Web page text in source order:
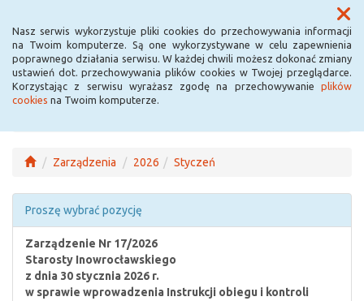
Nasz serwis wykorzystuje pliki cookies do przechowywania informacji
na Twoim komputerze. Są one wykorzystywane w celu zapewnienia
poprawnego działania serwisu. W każdej chwili możesz dokonać zmiany
ustawień dot. przechowywania plików cookies w Twojej przeglądarce.
Korzystając z serwisu wyrażasz zgodę na przechowywanie plików
cookies na Twoim komputerze.
Menu
Zarządzenia 2026 Styczeń
Proszę wybrać pozycję
Zarządzenie Nr 17/2026
Starosty Inowrocławskiego
z dnia 30 stycznia 2026 r.
w sprawie wprowadzenia Instrukcji obiegu i kontroli